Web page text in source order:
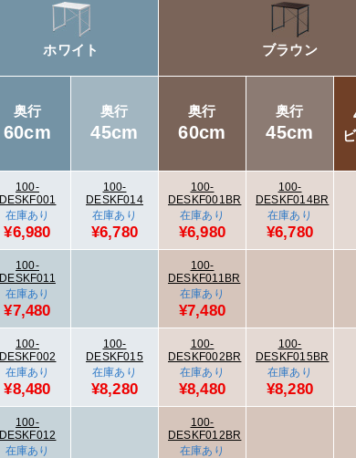
ホワイト ブラウン
奥行
60cm
奥行
45cm
奥行
60cm
奥行
45cm
100-
DESKF001
在庫あり
¥6,980
100-
DESKF014
在庫あり
¥6,780
100-
DESKF001BR
在庫あり
¥6,980
100-
DESKF014BR
在庫あり
¥6,780
100-
DESKF011
在庫あり
¥7,480
100-
DESKF011BR
在庫あり
¥7,480
100-
DESKF002
在庫あり
¥8,480
100-
DESKF015
在庫あり
¥8,280
100-
DESKF002BR
在庫あり
¥8,480
100-
DESKF015BR
在庫あり
¥8,280
100-
DESKF012
在庫あり
100-
DESKF012BR
在庫あり